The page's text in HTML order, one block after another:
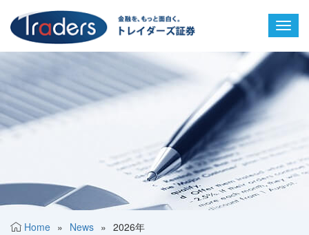
Home » News » 2026年